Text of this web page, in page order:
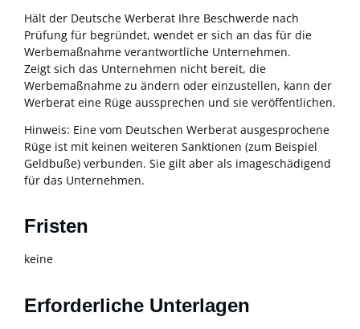
Hält der Deutsche Werberat Ihre Beschwerde nach
Prüfung für begründet, wendet er sich an das für die
Werbemaßnahme verantwortliche Unternehmen.
Zeigt sich das Unternehmen nicht bereit, die
Werbemaßnahme zu ändern oder einzustellen, kann der
Werberat eine Rüge aussprechen und sie veröffentlichen.
Hinweis: Eine vom Deutschen Werberat ausgesprochene
Rüge ist mit keinen weiteren Sanktionen (zum Beispiel
Geldbuße) verbunden. Sie gilt aber als imageschädigend
für das Unternehmen.
Fristen
keine
Erforderliche Unterlagen